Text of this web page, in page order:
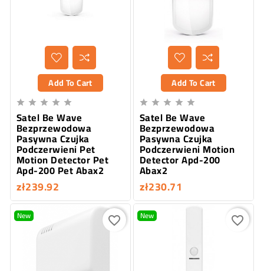
Add To Cart
    
Satel Be Wave
Bezprzewodowa
Pasywna Czujka
Podczerwieni Pet
Motion Detector Pet
Apd-200 Pet Abax2
zł239.92
Add To Cart
    
Satel Be Wave
Bezprzewodowa
Pasywna Czujka
Podczerwieni Motion
Detector Apd-200
Abax2
zł230.71
New favorite_border New favorite_border